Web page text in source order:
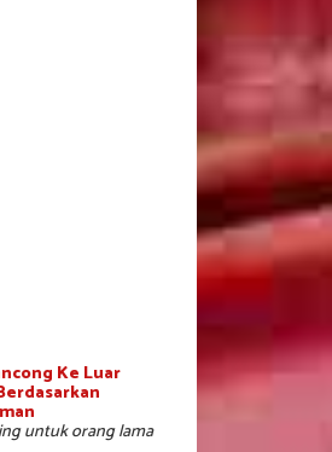
Ke Luar
untuk orang lama